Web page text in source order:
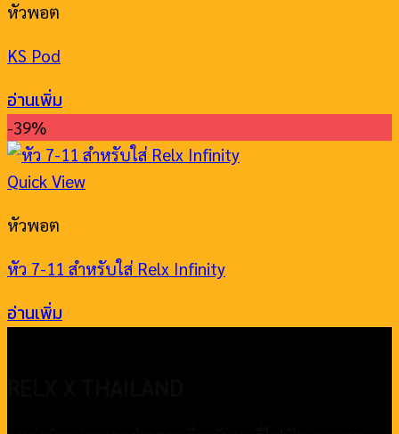
หัวพอต
KS Pod
อ่านเพิ่ม
-39%
Quick View
หัวพอต
หัว 7-11 สำหรับใส่ Relx Infinity
อ่านเพิ่ม